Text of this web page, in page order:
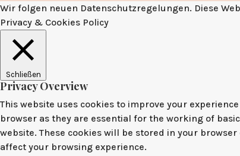
Wir folgen neuen Datenschutzregelungen. Diese
Privacy & Cookies Policy
Schließen
Privacy Overview
This website uses cookies to improve your
browser as they are essential for the working of
website. These cookies will be stored in your
affect your browsing experience.